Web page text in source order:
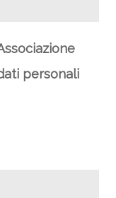
personali